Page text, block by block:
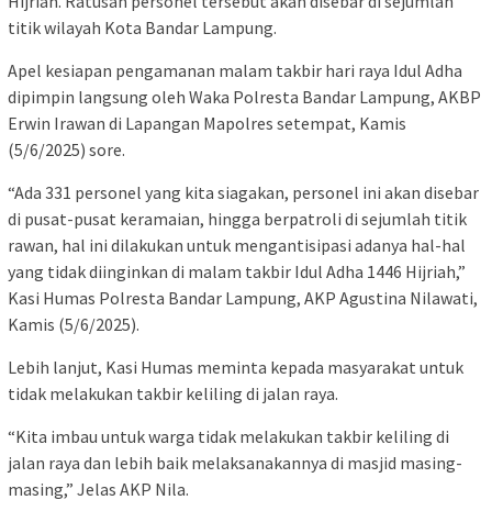
titik wilayah Kota Bandar Lampung.
Apel kesiapan pengamanan malam takbir hari raya Idul Adha
dipimpin langsung oleh Waka Polresta Bandar Lampung, AKBP
Erwin Irawan di Lapangan Mapolres setempat, Kamis
(5/6/2025) sore.
“Ada 331 personel yang kita siagakan, personel ini akan disebar
di pusat-pusat keramaian, hingga berpatroli di sejumlah titik
rawan, hal ini dilakukan untuk mengantisipasi adanya hal-hal
yang tidak diinginkan di malam takbir Idul Adha 1446 Hijriah,”
Kasi Humas Polresta Bandar Lampung, AKP Agustina Nilawati,
Kamis (5/6/2025).
Lebih lanjut, Kasi Humas meminta kepada masyarakat untuk
tidak melakukan takbir keliling di jalan raya.
“Kita imbau untuk warga tidak melakukan takbir keliling di
jalan raya dan lebih baik melaksanakannya di masjid masing-
masing,” Jelas AKP Nila.